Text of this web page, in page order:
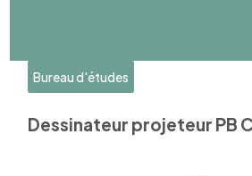
Bureau d'études
Dessinateur projeteur PB